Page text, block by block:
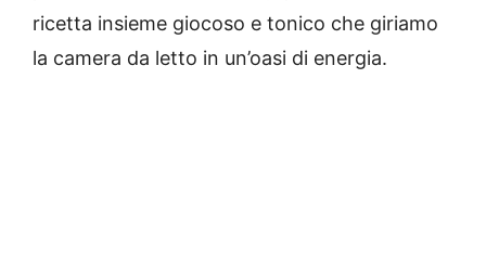
ricetta insieme giocoso e tonico che giriamo
la camera da letto in un’oasi di energia.